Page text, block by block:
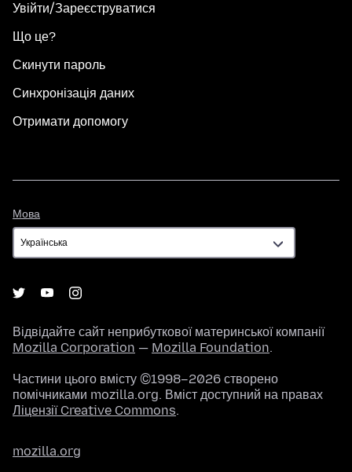
Увійти/Зареєструватися
Що це?
Скинути пароль
Синхронізація даних
Отримати допомогу
Мова
Відвідайте сайт неприбуткової материнської компанії
Mozilla Corporation — Mozilla Foundation.
Частини цього вмісту ©1998–2026 створено
помічниками mozilla.org. Вміст доступний на правах
Ліцензії Creative Commons.
mozilla.org